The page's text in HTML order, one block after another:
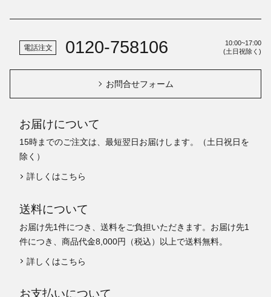
電話注文 0120-758106
10:00~17:00
(土日祝除く)
お問合せフォーム
お届けについて
15時までのご注文は、最短翌日お届けします。（土日祝日を
除く）
詳しくはこちら
送料について
お届け先1件につき、送料をご負担いただきます。お届け先1
件につき、商品代金8,000円（税込）以上で送料無料。
詳しくはこちら
お支払いについて